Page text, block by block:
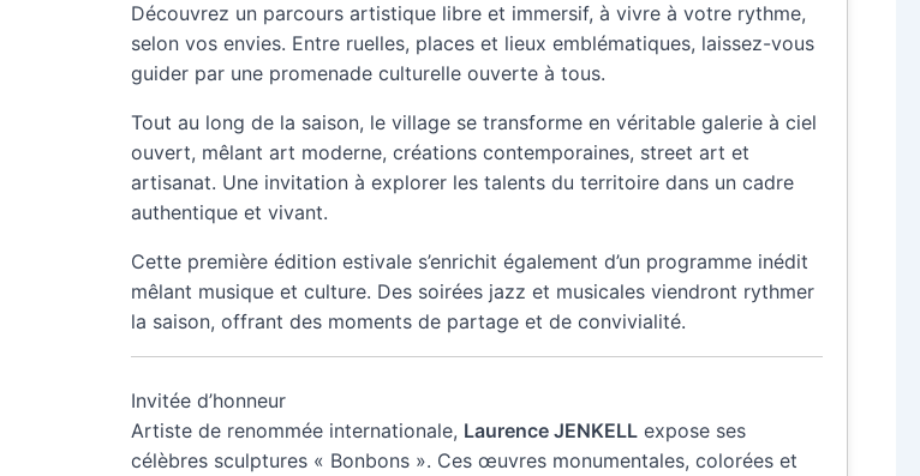
Découvrez un parcours artistique libre et immersif, à vivre à votre rythme,
selon vos envies. Entre ruelles, places et lieux emblématiques, laissez-vous
guider par une promenade culturelle ouverte à tous.
Tout au long de la saison, le village se transforme en véritable galerie à ciel
ouvert, mêlant art moderne, créations contemporaines, street art et
artisanat. Une invitation à explorer les talents du territoire dans un cadre
authentique et vivant.
Cette première édition estivale s’enrichit également d’un programme inédit
mêlant musique et culture. Des soirées jazz et musicales viendront rythmer
la saison, offrant des moments de partage et de convivialité.
Invitée d’honneur
Artiste de renommée internationale, Laurence JENKELL expose ses
célèbres sculptures « Bonbons ». Ces œuvres monumentales, colorées et